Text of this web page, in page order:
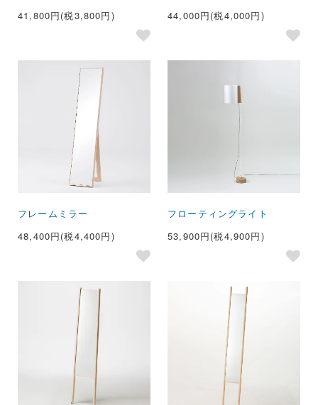
41,800円(税3,800円)
44,000円(税4,000円)
フレームミラー
48,400円(税4,400円)
フローティングライト
53,900円(税4,900円)